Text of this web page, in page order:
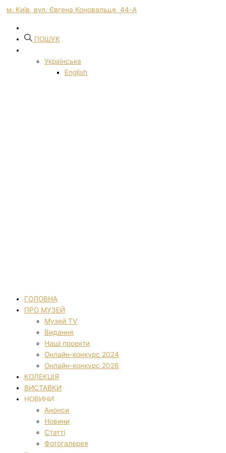
м. Київ, вул. Євгена Коновальця, 44-А
ПОШУК
Українська
English
ГОЛОВНА
ПРО МУЗЕЙ
Музей TV
Видання
Наші проекти
Онлайн-конкурс 2024
Онлайн-конкурс 2026
КОЛЕКЦІЯ
ВИСТАВКИ
НОВИНИ
Анонси
Новини
Статті
Фотогалерея